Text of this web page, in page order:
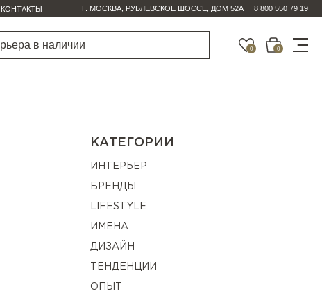
КОНТАКТЫ Г. МОСКВА, РУБЛЕВСКОЕ ШОССЕ, ДОМ 52А 8 800 550 79 19
0 0
КАТЕГОРИИ
ИНТЕРЬЕР
БРЕНДЫ
LIFESTYLE
ИМЕНА
ДИЗАЙН
ТЕНДЕНЦИИ
ОПЫТ